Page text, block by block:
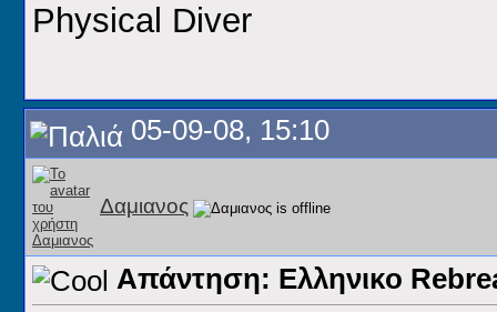
Physical Diver
05-09-08, 15:10
Δαμιανος
Απάντηση: Ελληνικο